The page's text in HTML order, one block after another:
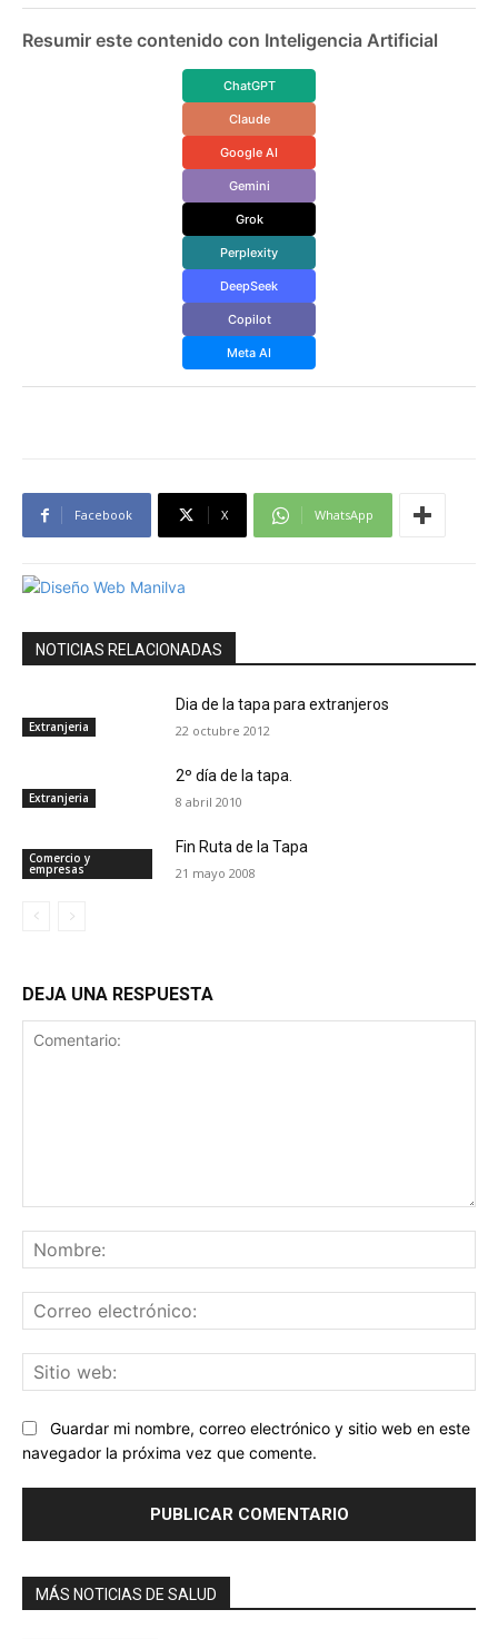
Resumir este contenido con Inteligencia Artificial
ChatGPT
Claude
Google AI
Gemini
Grok
Perplexity
DeepSeek
Copilot
Meta AI
Facebook X WhatsApp
NOTICIAS RELACIONADAS
Extranjeria
Dia de la tapa para extranjeros
22 octubre 2012
Extranjeria
2º día de la tapa.
8 abril 2010
Comercio y
empresas
Fin Ruta de la Tapa
21 mayo 2008
DEJA UNA RESPUESTA
Guardar mi nombre, correo electrónico y sitio web en este
navegador la próxima vez que comente.
MÁS NOTICIAS DE SALUD